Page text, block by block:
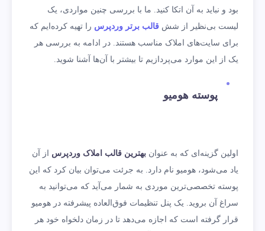
بود و نباید به آن اتکا کنید. ما با بررسی چنین مواردی، یک
لیست بی‌نظیر از شش قالب برتر وردپرس را تهیه کرده‌ایم که
برای سایت‌های املاک مناسب هستند. در ادامه به بررسی هر
یک از این موارد می‌پردازیم تا بیشتر با آن‌ها آشنا شوید.
پوسته هومیو
اولین گزینه‌ای که به عنوان بهترین قالب املاک وردپرس از آن
یاد می‌شود، هومیو نام دارد. به جرئت می‌توان بیان کرد که این
پوسته تخصصی‌ترین موردی به شمار می‌آيد که می‌توانید به
سراغ آن بروید. یک پنل تنظیمات فوق‌العاده پیشرفته در هومیو
قرار گرفته است که اجازه می‌دهد تا در زمان دلخواه خود هر